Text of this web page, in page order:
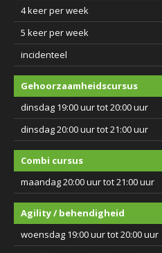
4 keer per week
5 keer per week
incidenteel
Gehoorzaamheidscursus
dinsdag 19:00 uur tot 20:00 uur
dinsdag 20:00 uur tot 21:00 uur
Combi cursus
maandag 20:00 uur tot 21:00 uur
Agility / behendigheid
woensdag 19:00 uur tot 20:00 uur